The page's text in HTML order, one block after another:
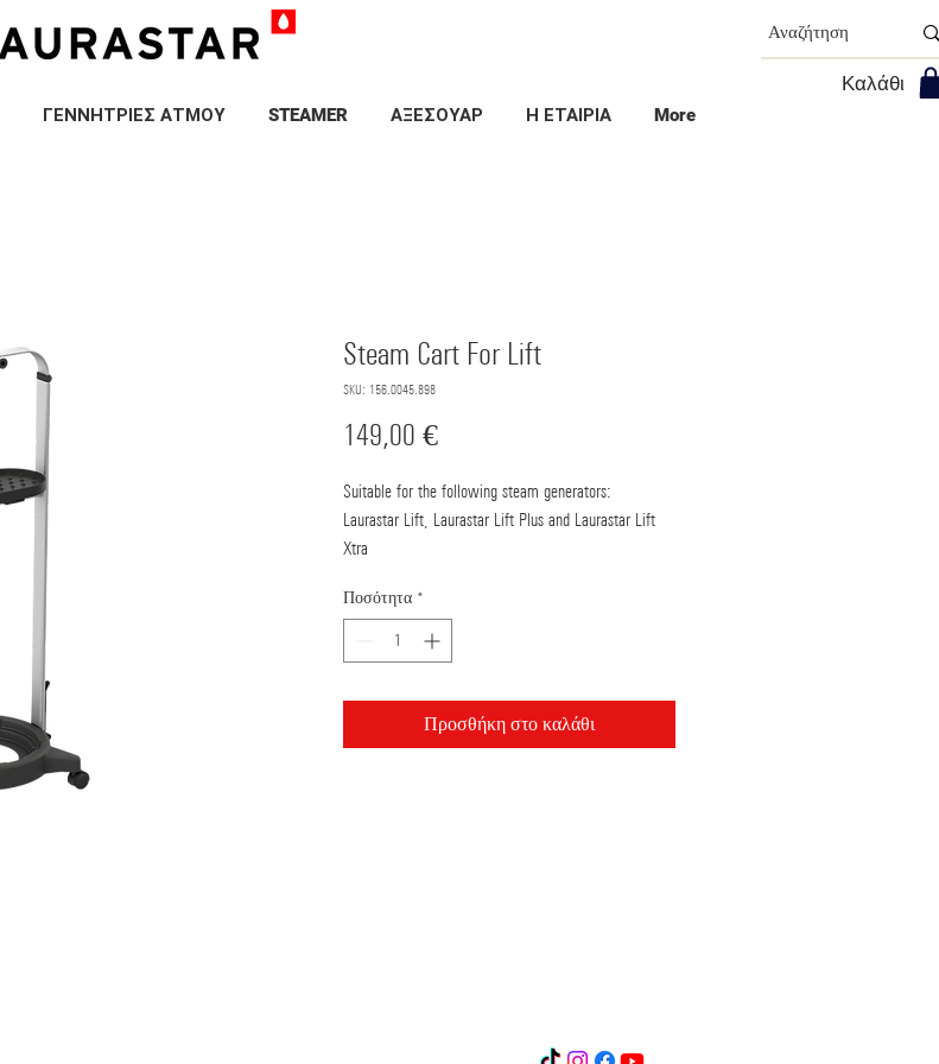
Καλάθι
ΓΕΝΝΗΤΡΙΕΣ ΑΤΜΟΥ STEAMER ΑΞΕΣΟΥΑΡ Η ΕΤΑΙΡΙΑ More
Steam Cart For Lift
SKU: 156.0045.898
149,00 €Τιμή
Suitable for the following steam generators:
Laurastar Lift, Laurastar Lift Plus and Laurastar Lift
Xtra
Ποσότητα *
Προσθήκη στο καλάθι